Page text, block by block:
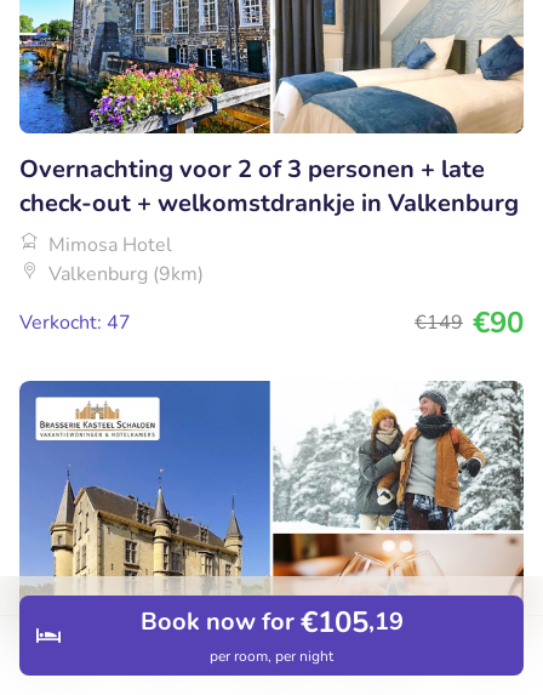
Restaurants
Book now for€105,19
per room, per night
Overnachting voor 2 of 3 personen + late
check-out + welkomstdrankje in Valkenburg
Mimosa Hotel
Valkenburg (9km)
Verkocht: 47
€149 €90